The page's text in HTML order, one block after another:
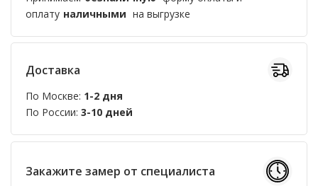
оплату наличными на выгрузке
Доставка
По Москве: 1-2 дня
По России: 3-10 дней
Закажите замер от специалиста